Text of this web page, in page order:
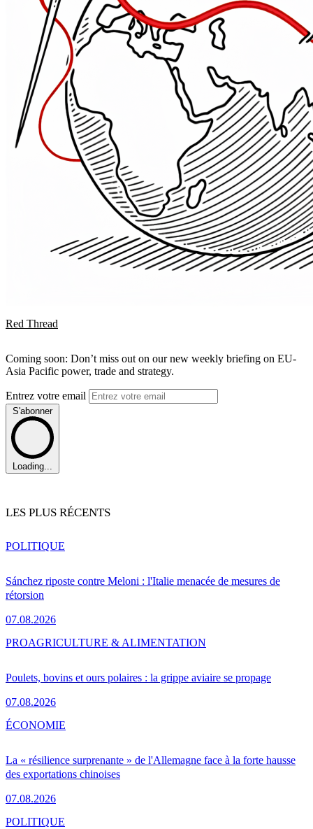
Red Thread
Coming soon: Don’t miss out on our new weekly briefing on EU-
Asia Pacific power, trade and strategy.
Entrez votre email
S'abonner
Loading...
LES PLUS RÉCENTS
Sánchez riposte contre Meloni : l'Italie menacée de mesures de
rétorsion
07.08.2026
POLITIQUE
Poulets, bovins et ours polaires : la grippe aviaire se propage
07.08.2026
PROAGRICULTURE & ALIMENTATION
La « résilience surprenante » de l'Allemagne face à la forte hausse
des exportations chinoises
07.08.2026
ÉCONOMIE
POLITIQUE